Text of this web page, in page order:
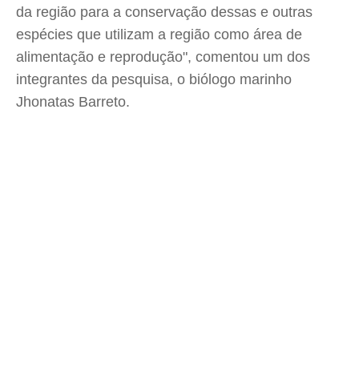
da região para a conservação dessas e outras
espécies que utilizam a região como área de
alimentação e reprodução", comentou um dos
integrantes da pesquisa, o biólogo marinho
Jhonatas Barreto.